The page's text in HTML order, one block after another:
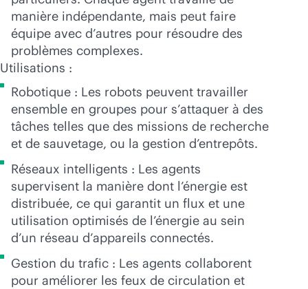
manière indépendante, mais peut faire
équipe avec d’autres pour résoudre des
problèmes complexes.
Utilisations :
Robotique : Les robots peuvent travailler
ensemble en groupes pour s’attaquer à des
tâches telles que des missions de recherche
et de sauvetage, ou la gestion d’entrepôts.
Réseaux intelligents : Les agents
supervisent la manière dont l’énergie est
distribuée, ce qui garantit un flux et une
utilisation optimisés de l’énergie au sein
d’un réseau d’appareils connectés.
Gestion du trafic : Les agents collaborent
pour améliorer les feux de circulation et